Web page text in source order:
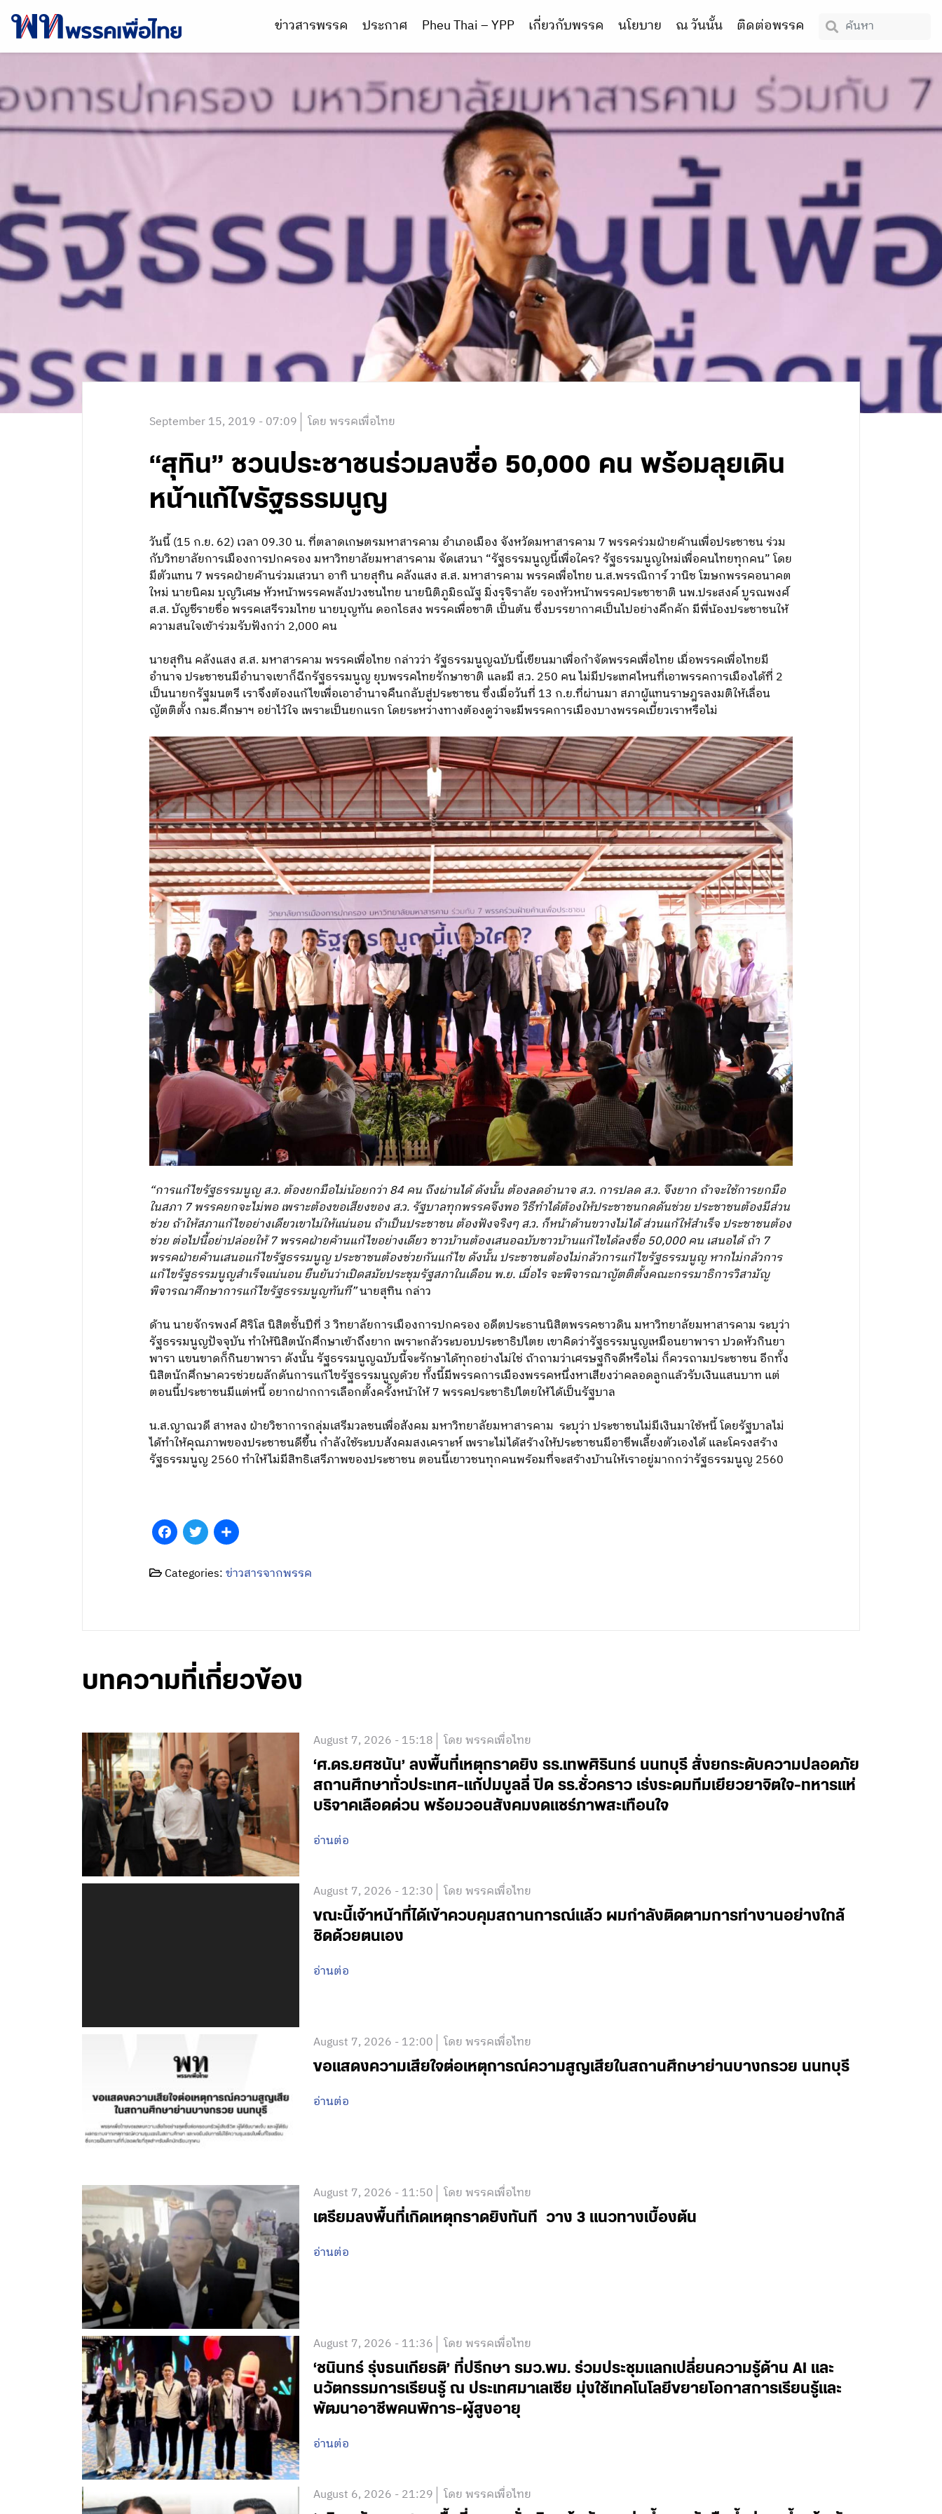
ข่าวสารพรรค ประกาศ Pheu Thai – YPP เกี่ยวกับพรรค นโยบาย ณ วันนั้น ติดต่อพรรค
September 15, 2019 - 07:09 โดย พรรคเพื่อไทย
“สุทิน” ชวนประชาชนร่วมลงชื่อ 50,000 คน พร้อมลุยเดิน
หน้าแก้ไขรัฐธรรมนูญ
วันนี้ (15 ก.ย. 62) เวลา 09.30 น. ที่ตลาดเกษตรมหาสารคาม อำเภอเมือง จังหวัดมหาสารคาม 7 พรรคร่วมฝ่ายค้านเพื่อประชาชน ร่วม
กับวิทยาลัยการเมืองการปกครอง มหาวิทยาลัยมหาสารคาม จัดเสวนา “รัฐธรรมนูญนี้เพื่อใคร? รัฐธรรมนูญใหม่เพื่อคนไทยทุกคน” โดย
มีตัวแทน 7 พรรคฝ่ายค้านร่วมเสวนา อาทิ นายสุทิน คลังแสง ส.ส. มหาสารคาม พรรคเพื่อไทย น.ส.พรรณิการ์ วานิช โฆษกพรรคอนาคต
ใหม่ นายนิคม บุญวิเศษ หัวหน้าพรรคพลังปวงชนไทย นายนิติภูมิธณัฐ มิ่งรุจิราลัย รองหัวหน้าพรรคประชาชาติ นพ.ประสงค์ บูรณพงศ์
ส.ส. บัญชีรายชื่อ พรรคเสรีรวมไทย นายบุญทัน ดอกไธสง พรรคเพื่อชาติ เป็นต้น ซึ่งบรรยากาศเป็นไปอย่างคึกคัก มีพี่น้องประชาชนให้
ความสนใจเข้าร่วมรับฟังกว่า 2,000 คน
นายสุทิน คลังแสง ส.ส. มหาสารคาม พรรคเพื่อไทย กล่าวว่า รัฐธรรมนูญฉบับนี้เขียนมาเพื่อกำจัดพรรคเพื่อไทย เมื่อพรรคเพื่อไทยมี
อำนาจ ประชาชนมีอำนาจเขาก็ฉีกรัฐธรรมนูญ ยุบพรรคไทยรักษาชาติ และมี ส.ว. 250 คน ไม่มีประเทศไหนที่เอาพรรคการเมืองได้ที่ 2
เป็นนายกรัฐมนตรี เราจึงต้องแก้ไขเพื่อเอาอำนาจคืนกลับสู่ประชาชน ซึ่งเมื่อวันที่ 13 ก.ย.ที่ผ่านมา สภาผู้แทนราษฎรลงมติให้เลื่อน
ญัตติตั้ง กมธ.ศึกษาฯ อย่าไว้ใจ เพราะเป็นยกแรก โดยระหว่างทางต้องดูว่าจะมีพรรคการเมืองบางพรรคเบี้ยวเราหรือไม่
“การแก้ไขรัฐธรรมนูญ ส.ว. ต้องยกมือไม่น้อยกว่า 84 คน ถึงผ่านได้ ดังนั้น ต้องลดอำนาจ ส.ว. การปลด ส.ว. จึงยาก ถ้าจะใช้การยกมือ
ในสภา 7 พรรคยกจะไม่พอ เพราะต้องขอเสียงของ ส.ว. รัฐบาลทุกพรรคจึงพอ วิธีทำได้ต้องให้ประชาชนกดดันช่วย ประชาชนต้องมีส่วน
ช่วย ถ้าให้สภาแก้ไขอย่างเดียวเขาไม่ให้แน่นอน ถ้าเป็นประชาชน ต้องฟังจริงๆ ส.ว. ก็หน้าด้านขวางไม่ได้ ส่วนแก้ให้สำเร็จ ประชาชนต้อง
ช่วย ต่อไปนี้อย่าปล่อยให้ 7 พรรคฝ่ายค้านแก้ไขอย่างเดียว ชาวบ้านต้องเสนอฉบับชาวบ้านแก้ไขได้ลงชื่อ 50,000 คน เสนอได้ ถ้า 7
พรรคฝ่ายค้านเสนอแก้ไขรัฐธรรมนูญ ประชาชนต้องช่วยกันแก้ไข ดังนั้น ประชาชนต้องไม่กลัวการแก้ไขรัฐธรรมนูญ หากไม่กลัวการ
แก้ไขรัฐธรรมนูญสำเร็จแน่นอน ยืนยันว่าเปิดสมัยประชุมรัฐสภาในเดือน พ.ย. เมื่อไร จะพิจารณาญัตติตั้งคณะกรรมาธิการวิสามัญ
พิจารณาศึกษาการแก้ไขรัฐธรรมนูญทันที”นายสุทิน กล่าว
ด้าน นายจักรพงศ์ ศิริโส นิสิตชั้นปีที่ 3 วิทยาลัยการเมืองการปกครอง อดีตประธานนิสิตพรรคชาวดิน มหาวิทยาลัยมหาสารคาม ระบุว่า
รัฐธรรมนูญปัจจุบัน ทำให้นิสิตนักศึกษาเข้าถึงยาก เพราะกลัวระบอบประชาธิปไตย เขาคิดว่ารัฐธรรมนูญเหมือนยาพารา ปวดหัวกินยา
พารา แขนขาดก็กินยาพารา ดังนั้น รัฐธรรมนูญฉบับนี้จะรักษาได้ทุกอย่างไม่ใช่ ถ้าถามว่าเศรษฐกิจดีหรือไม่ ก็ควรถามประชาชน อีกทั้ง
นิสิตนักศึกษาควรช่วยผลักดันการแก้ไขรัฐธรรมนูญด้วย ทั้งนี้มีพรรคการเมืองพรรคหนึ่งหาเสียงว่าคลอดลูกแล้วรับเงินแสนบาท แต่
ตอนนี้ประชาชนมีแต่หนี้ อยากฝากการเลือกตั้งครั้งหน้าให้ 7 พรรคประชาธิปไตยให้ได้เป็นรัฐบาล
น.ส.ญาณวดี สาหลง ฝ่ายวิชาการกลุ่มเสรีมวลชนเพื่อสังคม มหาวิทยาลัยมหาสารคาม ระบุว่า ประชาชนไม่มีเงินมาใช้หนี้ โดยรัฐบาลไม่
ได้ทำให้คุณภาพของประชาชนดีขึ้น กำลังใช้ระบบสังคมสงเคราะห์ เพราะไม่ได้สร้างให้ประชาชนมีอาชีพเลี้ยงตัวเองได้ และโครงสร้าง
รัฐธรรมนูญ 2560 ทำให้ไม่มีสิทธิเสรีภาพของประชาชน ตอนนี้เยาวชนทุกคนพร้อมที่จะสร้างบ้านให้เราอยู่มากกว่ารัฐธรรมนูญ 2560
Facebook
TwitterShare
Categories:ข่าวสารจากพรรค
บทความที่เกี่ยวข้อง
August 7, 2026 - 15:18 โดย พรรคเพื่อไทย
‘ศ.ดร.ยศชนัน’ ลงพื้นที่เหตุกราดยิง รร.เทพศิรินทร์ นนทบุรี สั่งยกระดับความปลอดภัย
สถานศึกษาทั่วประเทศ-แก้ปมบูลลี่ ปิด รร.ชั่วคราว เร่งระดมทีมเยียวยาจิตใจ-ทหารแห่
บริจาคเลือดด่วน พร้อมวอนสังคมงดแชร์ภาพสะเทือนใจ
อ่านต่อ
August 7, 2026 - 12:30 โดย พรรคเพื่อไทย
ขณะนี้เจ้าหน้าที่ได้เข้าควบคุมสถานการณ์แล้ว ผมกำลังติดตามการทำงานอย่างใกล้
ชิดด้วยตนเอง
อ่านต่อ
August 7, 2026 - 12:00 โดย พรรคเพื่อไทย
ขอแสดงความเสียใจต่อเหตุการณ์ความสูญเสียในสถานศึกษาย่านบางกรวย นนทบุรี
อ่านต่อ
August 7, 2026 - 11:50 โดย พรรคเพื่อไทย
เตรียมลงพื้นที่เกิดเหตุกราดยิงทันที วาง 3 แนวทางเบื้องต้น
อ่านต่อ
August 7, 2026 - 11:36 โดย พรรคเพื่อไทย
‘ชนินทร์ รุ่งธนเกียรติ’ ที่ปรึกษา รมว.พม. ร่วมประชุมแลกเปลี่ยนความรู้ด้าน AI และ
นวัตกรรมการเรียนรู้ ณ ประเทศมาเลเซีย มุ่งใช้เทคโนโลยีขยายโอกาสการเรียนรู้และ
พัฒนาอาชีพคนพิการ-ผู้สูงอายุ
อ่านต่อ
August 6, 2026 - 21:29 โดย พรรคเพื่อไทย